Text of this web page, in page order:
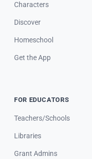
Characters
Discover
Homeschool
Get the App
FOR EDUCATORS
Teachers/Schools
Libraries
Grant Admins